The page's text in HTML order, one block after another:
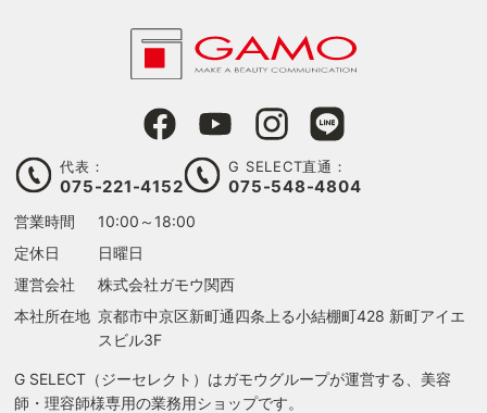
代表：
075-221-4152
G SELECT直通：
075-548-4804
営業時間
10:00～18:00
定休日
日曜日
運営会社
株式会社ガモウ関西
本社所在地 京都市中京区新町通四条上る小結棚町428 新町アイエ
スビル3F
G SELECT（ジーセレクト）はガモウグループが運営する、美容
師・理容師様専用の業務用ショップです。